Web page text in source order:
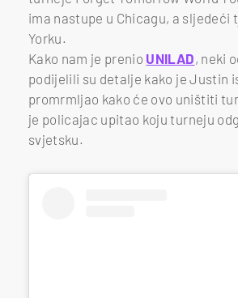
ima nastupe u Chicagu, a sljedeći
Yorku.
Kako nam je prenio UNILAD, neki
podijelili su detalje kako je Justin
promrmljao kako će ovo uništiti
je policajac upitao koju turneju
svjetsku.